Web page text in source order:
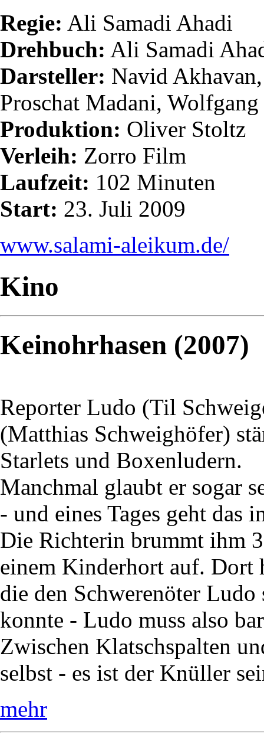
Regie: Ali Samadi Ahadi
Drehbuch: Ali Samadi
Darsteller: Navid
Proschat Madani,
Produktion: Oliver Stoltz
Verleih: Zorro Film
Laufzeit: 102 Minuten
Start: 23. Juli 2009
www.salami-aleikum.de/
Kino
Keinohrhasen (2007)
Reporter Ludo (Til
(Matthias Schweighöfer)
Starlets und Boxenludern.
Manchmal glaubt er sogar
- und eines Tages geht das
Die Richterin brummt ihm
einem Kinderhort auf. Dort
die den Schwerenöter
konnte - Ludo muss also
Zwischen Klatschspalten
selbst - es ist der Knüller
mehr